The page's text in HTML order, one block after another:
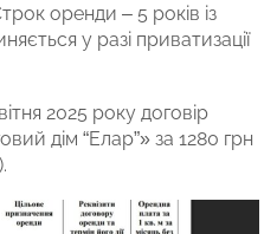
оренди – 5 років із
у разі приватизації
2025 року договір
дім “Елар”» за 1280 грн